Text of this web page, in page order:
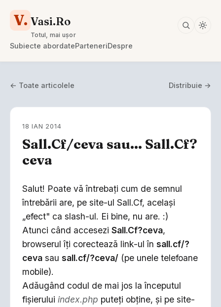
V. Vasi.Ro
Totul, mai ușor
Subiecte abordateParteneriDespre
← Toate articolele Distribuie →
18 IAN 2014
Sall.Cf/ceva sau... Sall.Cf?
ceva
Salut! Poate vă întrebaţi cum de semnul
întrebării are, pe site-ul Sall.Cf, acelaşi
„efect" ca slash-ul. Ei bine, nu are. :)
Atunci când accesezi Sall.Cf?ceva,
browserul îţi corectează link-ul în sall.cf/?
ceva sau sall.cf/?ceva/ (pe unele telefoane
mobile).
Adăugând codul de mai jos la începutul
fişierului index.php puteţi obţine, şi pe site-